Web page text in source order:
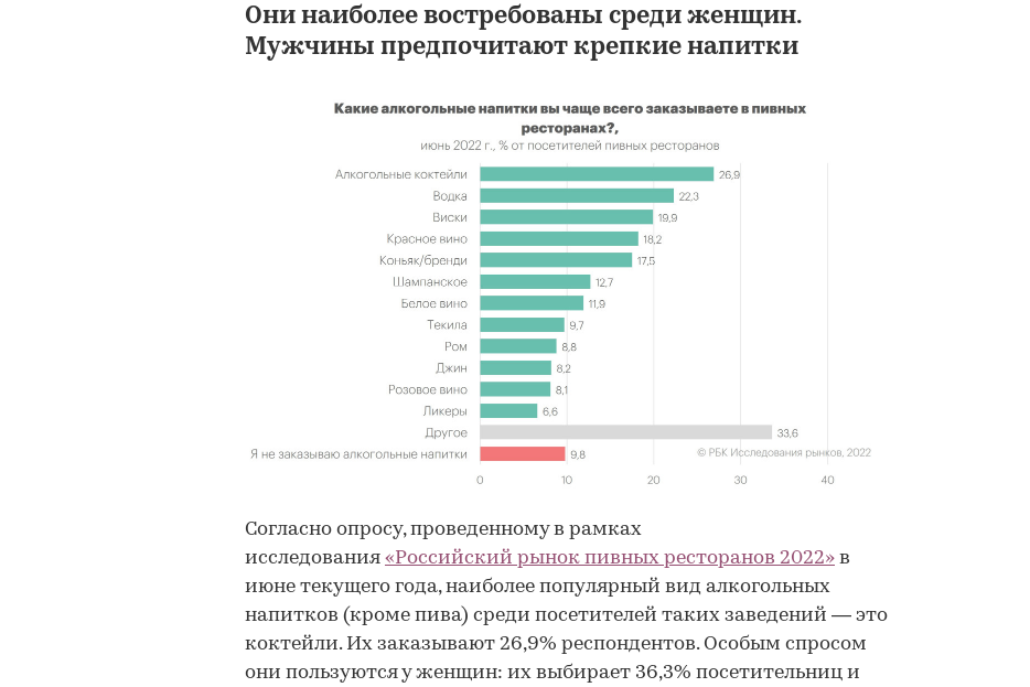
Они наиболее востребованы среди женщин.
Мужчины предпочитают крепкие напитки
Согласно опросу, проведенному в рамках
исследования «Российский рынок пивных ресторанов 2022» в
июне текущего года, наиболее популярный вид алкогольных
напитков (кроме пива) среди посетителей таких заведений — это
коктейли. Их заказывают 26,9% респондентов. Особым спросом
они пользуются у женщин: их выбирает 36,3% посетительниц и